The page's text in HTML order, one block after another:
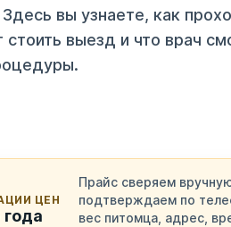
вы узнаете, как
выезд и что врач
ЦЕН
Прайс сверяем
подтверждаем по
вес питомца, адрес,